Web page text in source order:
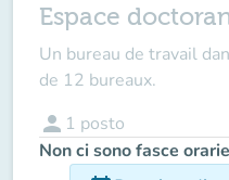
Espace
Un bureau de travail
de 12 bureaux.
person 1 posto
Non ci sono fasce